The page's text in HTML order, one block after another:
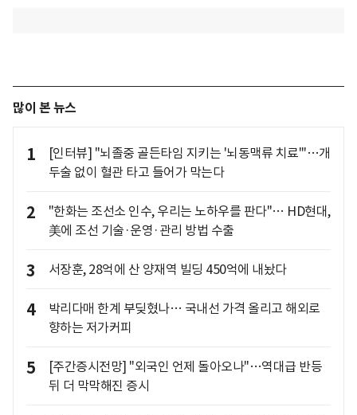
많이 본 뉴스
1
[인터뷰] "뇌졸중 골든타임 지키는 '뇌동맥류 치료'"…개
두술 없이 혈관 타고 들어가 막는다
2
"한화는 조선소 인수, 우리는 노하우를 판다"… HD현대,
美에 조선 기술·운영·관리 방법 수출
3 서장훈, 28억에 산 양재역 빌딩 450억에 내놨다
4
박리다매 한계 부딪혔나… 국내선 가격 올리고 해외로
향하는 저가커피
5
[주간증시전망] "외국인 언제 돌아오나"…역대급 반등
뒤 더 막막해진 증시